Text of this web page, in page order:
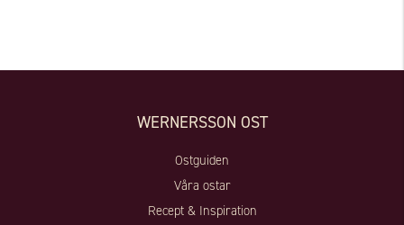
WERNERSSON OST
Ostguiden
Våra ostar
Recept & Inspiration